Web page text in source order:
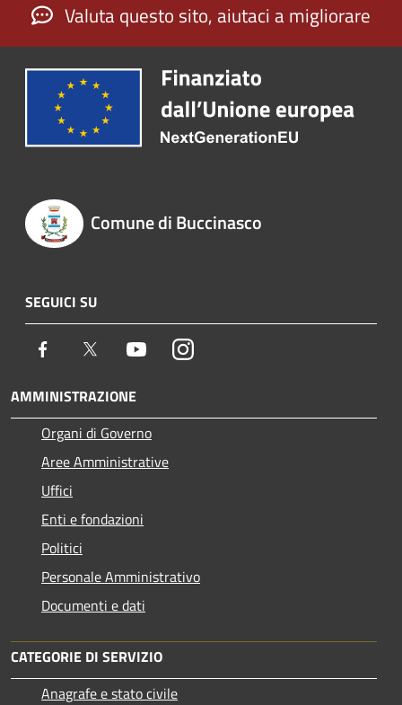
Valuta questo sito, aiutaci a migliorare
Comune di Buccinasco
SEGUICI SU
Facebook Twitter YoutubeInstagram
AMMINISTRAZIONE
Organi di Governo
Aree Amministrative
Uffici
Enti e fondazioni
Politici
Personale Amministrativo
Documenti e dati
CATEGORIE DI SERVIZIO
Anagrafe e stato civile